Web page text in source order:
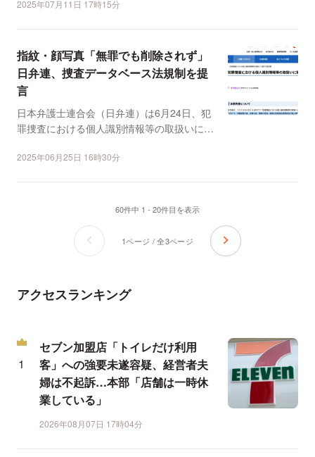
2025年07月11日 17時15分
指紋・顔写真「無罪でも削除されず」
日弁連、捜査データベース法規制を提
言
日本弁護士連合会（日弁連）は6月24日、犯
罪捜査における個人識別情報等の取扱いに関
2025年06月25日 16時30分
60件中 1 - 20件目を表示
1ページ / 全3ページ
アクセスランキング
セブン加盟店「トイレだけ利用
客」への強要未遂容疑、経営者夫
婦は不起訴…本部「店舗は一時休
業している」
2026年08月07日 17時04分